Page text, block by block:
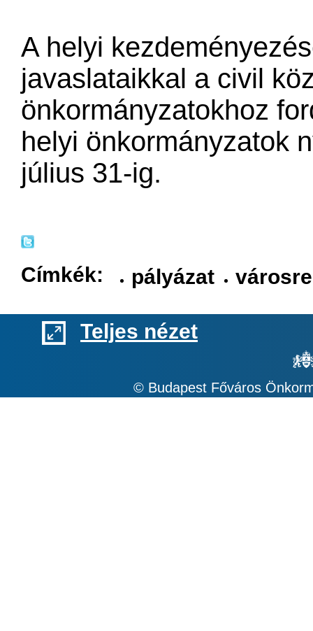
A helyi
javaslataikkal a civil
önkormányzatokhoz
helyi önkormányzatok
július 31-ig.
Címkék: pályázat
Teljes nézet
© Budapest Főváros